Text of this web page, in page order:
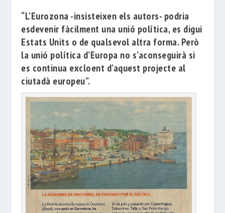
“L’Eurozona -insisteixen els autors- podria
esdevenir fàcilment una unió política, es digui
Estats Units o de qualsevol altra forma. Però
la unió política d’Europa no s’aconseguirà si
es continua excloent d’aquest projecte al
ciutadà europeu”.